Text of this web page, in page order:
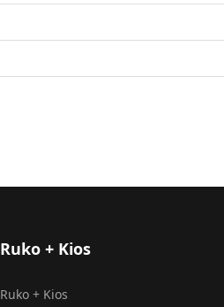
Ruko + Kios
Ruko + Kios